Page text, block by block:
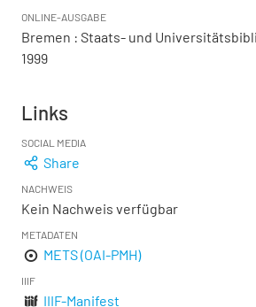
ONLINE-AUSGABE
Bremen : Staats- und
1999
Links
SOCIAL MEDIA
Share
NACHWEIS
Kein Nachweis verfügbar
METADATEN
METS (OAI-PMH)
IIIF
IIIF-Manifest